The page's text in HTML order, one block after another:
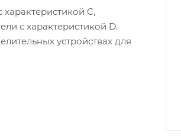
C,
с характеристикой D.
устройствах для